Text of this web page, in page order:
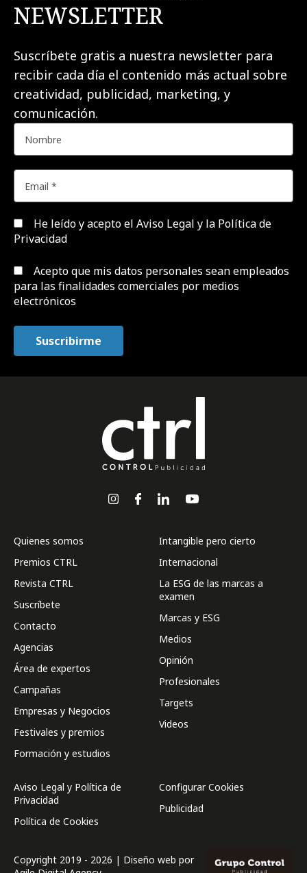
NEWSLETTER
Suscríbete gratis a nuestra newsletter para
recibir cada día el contenido más actual sobre
creatividad, publicidad, marketing, y
comunicación.
He leído y acepto el Aviso Legal y la Política de
Privacidad
Acepto que mis datos personales sean empleados
para las finalidades comerciales por medios
electrónicos
Quienes somos
Premios CTRL
Revista CTRL
Suscríbete
Contacto
Agencias
Área de expertos
Campañas
Empresas y Negocios
Festivales y premios
Formación y estudios
Intangible pero cierto
Internacional
La ESG de las marcas a
examen
Marcas y ESG
Medios
Opinión
Profesionales
Targets
Videos
Aviso Legal y Política de
Privacidad
Política de Cookies
Configurar Cookies
Publicidad
Copyright 2019 - 2026 | Diseño web por